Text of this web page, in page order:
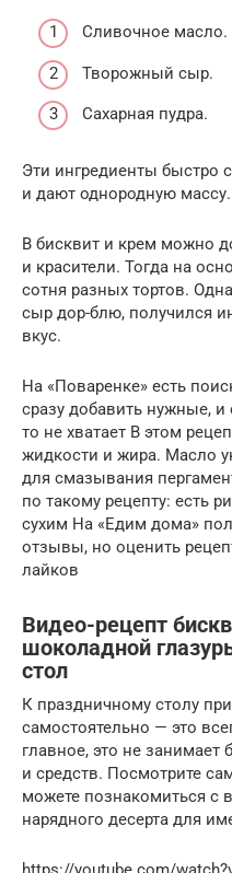
Сливочное масло.
Творожный сыр.
Сахарная пудра.
Эти ингредиенты быстро
и дают однородную массу.
В бисквит и крем можно
и красители. Тогда на
сотня разных тортов.
сыр дор-блю, получился
вкус.
На «Поваренке» есть
сразу добавить нужные, и
то не хватает В этом
жидкости и жира. Масло
для смазывания
по такому рецепту: есть
сухим На «Едим дома»
отзывы, но оценить
лайков
Видео-рецепт
шоколадной
стол
К праздничному столу
самостоятельно — это
главное, это не
и средств. Посмотрите
можете познакомиться с
нарядного десерта для